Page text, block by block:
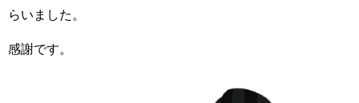
らいました。
感謝です。